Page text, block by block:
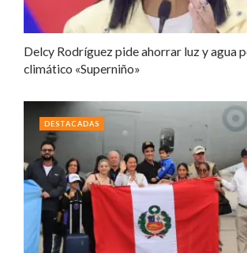
Delcy Rodríguez pide ahorrar luz y agua
climático «Superniño»
DESTACADAS